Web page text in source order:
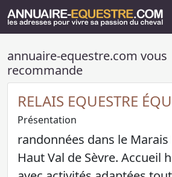
annuaire-equestre.com vous
recommande
RELAIS EQUESTRE
Présentation
randonnées dans le
Haut Val de Sèvre. Accueil